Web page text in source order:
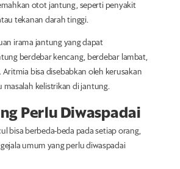
otot jantung, seperti penyakit
tekanan darah tinggi.
irama jantung yang dapat
berdebar kencang, berdebar lambat,
bisa disebabkan oleh kerusakan
masalah kelistrikan di jantung.
Perlu Diwaspadai
bisa berbeda-beda pada setiap orang,
umum yang perlu diwaspadai